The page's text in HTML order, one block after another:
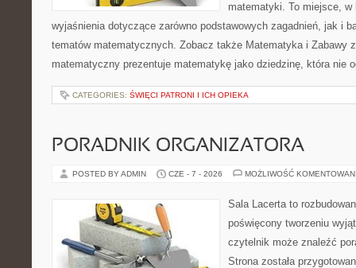
matematyki. To miejsce,
wyjaśnienia dotyczące zarówno podstawowych zagadnień, jak i
tematów matematycznych. Zobacz także Matematyka i Zabawy
matematyczny prezentuje matematykę jako dziedzinę, która nie
CATEGORIES: ŚWIĘCI PATRONI I ICH OPIEKA
PORADNIK ORGANIZATORA
POSTED BY ADMIN CZE - 7 - 2026 MOŻLIWOŚĆ
Sala Lacerta to
poświęcony tworzeniu
czytelnik może znaleźć
Strona została